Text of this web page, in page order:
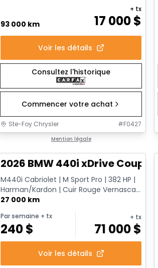
93 000 km 17 000$
+ tx
Voir les détails
Consultez l'historique
Commencer votre achat
Ste-Foy Chrysler #F0427
Mention légale
Très bonne offre
2026 BMW 440i xDrive Coupe
M440i Cabriolet | M Sport Pro | 382 HP |
Harman/Kardon | Cuir Rouge Vernasca |
AWD | Démarreur à dis...
27 000 km
Par semaine + tx
240$
+ tx
71 000$
Voir les détails